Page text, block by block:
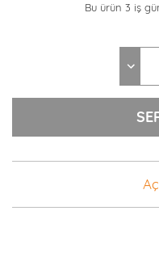
Bu ürün 3 iş